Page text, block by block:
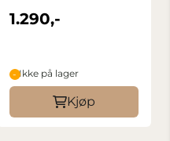
2,72m x 11m Riviera
1.290,-
Ikke på lager
Kjøp